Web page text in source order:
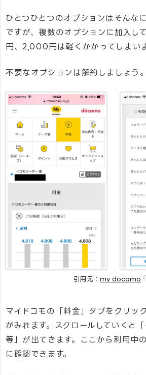
ひとつひとつのオプションはそんな
ですが、複数のオプションに加入し
円、2,000円は軽くかかってしまいま
不要なオプションは解約しましょう。
引用元： my docomo
マイドコモの「料金」タブをクリッ
がみれます。スクロールしていくと
等」が出てきます。ここから利用中
に確認できます。